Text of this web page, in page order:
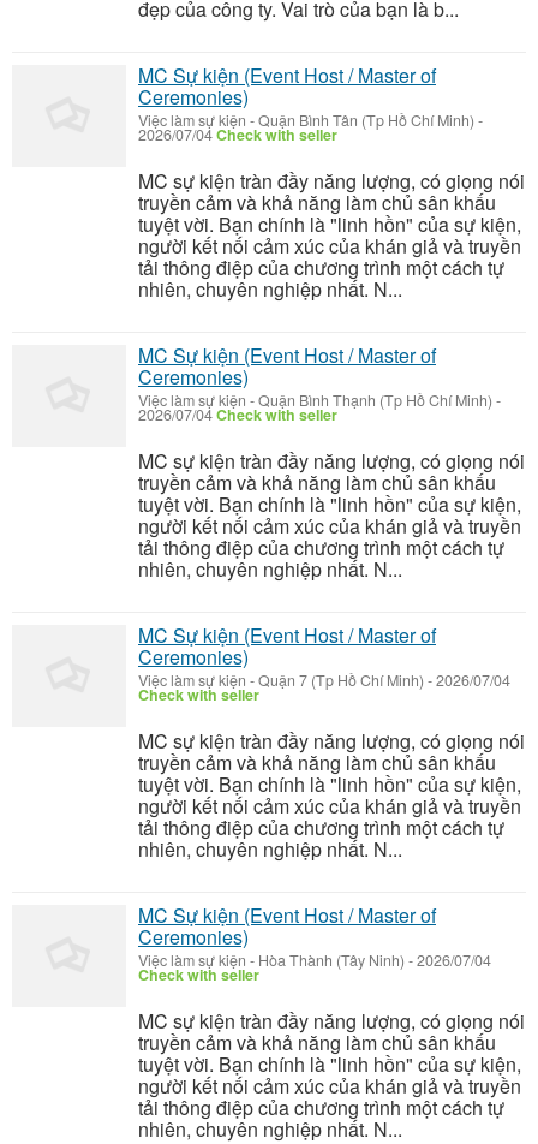
đẹp của công ty. Vai trò của bạn là b...
MC Sự kiện (Event Host / Master of
Ceremonies)
Việc làm sự kiện -Quận Bình Tân (Tp Hồ Chí Minh) -
2026/07/04Check with seller
MC sự kiện tràn đầy năng lượng, có giọng nói
truyền cảm và khả năng làm chủ sân khấu
tuyệt vời. Bạn chính là "linh hồn" của sự kiện,
người kết nối cảm xúc của khán giả và truyền
tải thông điệp của chương trình một cách tự
nhiên, chuyên nghiệp nhất. N...
MC Sự kiện (Event Host / Master of
Ceremonies)
Việc làm sự kiện -Quận Bình Thạnh (Tp Hồ Chí Minh) -
2026/07/04Check with seller
MC sự kiện tràn đầy năng lượng, có giọng nói
truyền cảm và khả năng làm chủ sân khấu
tuyệt vời. Bạn chính là "linh hồn" của sự kiện,
người kết nối cảm xúc của khán giả và truyền
tải thông điệp của chương trình một cách tự
nhiên, chuyên nghiệp nhất. N...
MC Sự kiện (Event Host / Master of
Ceremonies)
Việc làm sự kiện -Quận 7 (Tp Hồ Chí Minh) -2026/07/04
Check with seller
MC sự kiện tràn đầy năng lượng, có giọng nói
truyền cảm và khả năng làm chủ sân khấu
tuyệt vời. Bạn chính là "linh hồn" của sự kiện,
người kết nối cảm xúc của khán giả và truyền
tải thông điệp của chương trình một cách tự
nhiên, chuyên nghiệp nhất. N...
MC Sự kiện (Event Host / Master of
Ceremonies)
Việc làm sự kiện - Hòa Thành (Tây Ninh) -2026/07/04
Check with seller
MC sự kiện tràn đầy năng lượng, có giọng nói
truyền cảm và khả năng làm chủ sân khấu
tuyệt vời. Bạn chính là "linh hồn" của sự kiện,
người kết nối cảm xúc của khán giả và truyền
tải thông điệp của chương trình một cách tự
nhiên, chuyên nghiệp nhất. N...